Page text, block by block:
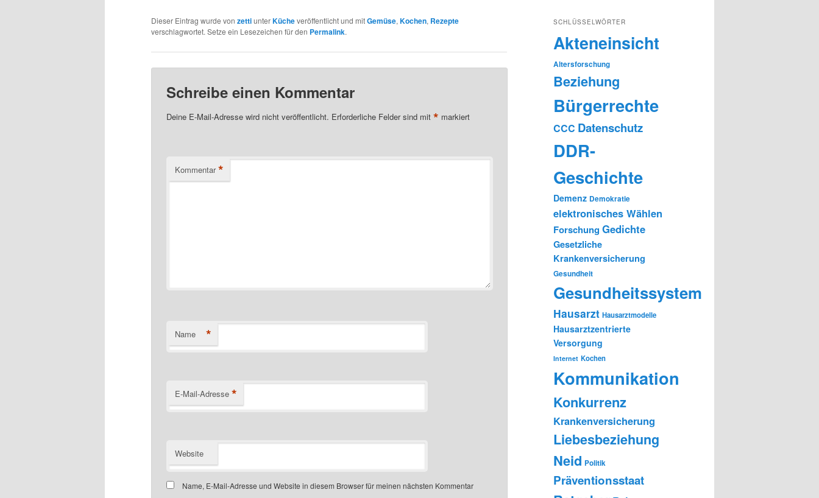
Dieser Eintrag wurde von zettiunterKücheveröffentlicht und mitGemüse, Kochen, Rezepte
verschlagwortet. Setze ein Lesezeichen für den Permalink.
Schreibe einen Kommentar
Deine E-Mail-Adresse wird nicht veröffentlicht. Erforderliche Felder sind mit* markiert
Kommentar *
Name *
E-Mail-Adresse *
Website
Name, E-Mail-Adresse und Website in diesem Browser für meinen nächsten Kommentar
SCHLÜSSELWÖRTER
Akteneinsicht
Altersforschung
Beziehung
Bürgerrechte
CCC Datenschutz
DDR-
Geschichte
Demenz Demokratie
elektronisches Wählen
Forschung Gedichte
Gesetzliche
Krankenversicherung
Gesundheit
Gesundheitssystem
Hausarzt Hausarztmodelle
Hausarztzentrierte
Versorgung
Internet Kochen
Kommunikation
Konkurrenz
Krankenversicherung
Liebesbeziehung
Neid Politik
Präventionsstaat